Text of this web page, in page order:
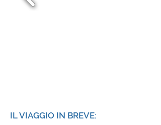
IL VIAGGIO IN BREVE: